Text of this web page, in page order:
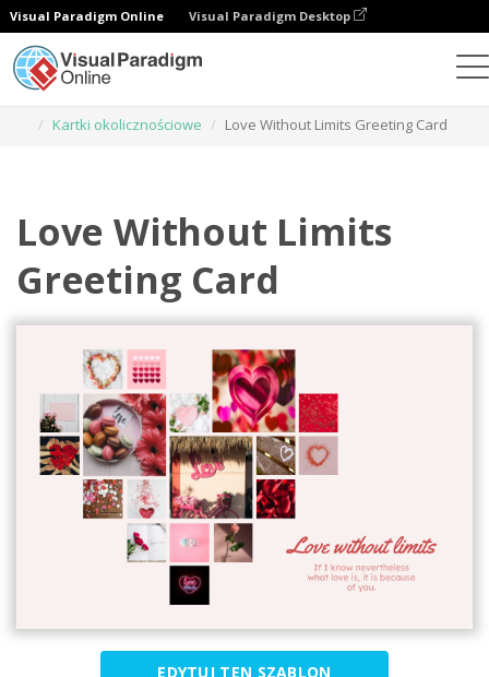
Visual Paradigm Online Visual Paradigm Desktop
Kartki okolicznościowe
Love Without Limits Greeting Card
Love Without Limits
Greeting Card
EDYTUJ TEN SZABLON